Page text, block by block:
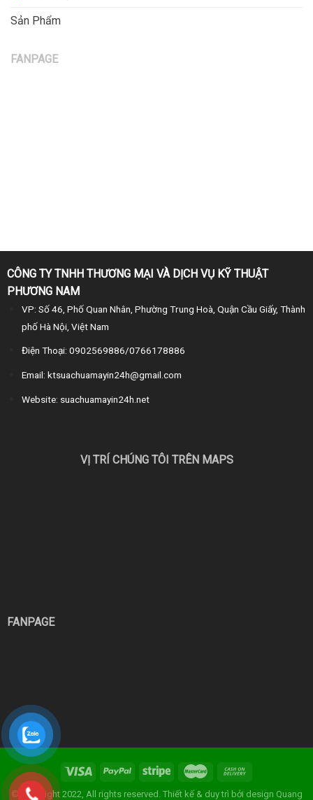
Sản Phẩm
FANPAGE
CÔNG TY TNHH THƯƠNG MẠI VÀ DỊCH VỤ KỸ THUẬT
PHƯƠNG NAM
VP: Số 46, Phố Quan Nhân, Phường Trung Hoà, Quận Cầu Giấy, Thành
phố Hà Nội, Việt Nam
Điện Thoại: 0902569886/0766178886
Email: ktsuachuamayin24h@gmail.com
Website: suachuamayin24h.net
VỊ TRÍ CHÚNG TÔI TRÊN MAPS
FANPAGE
© Copyright 2022, All rights reserved. Thiết kế & duy trì bởi design Quang